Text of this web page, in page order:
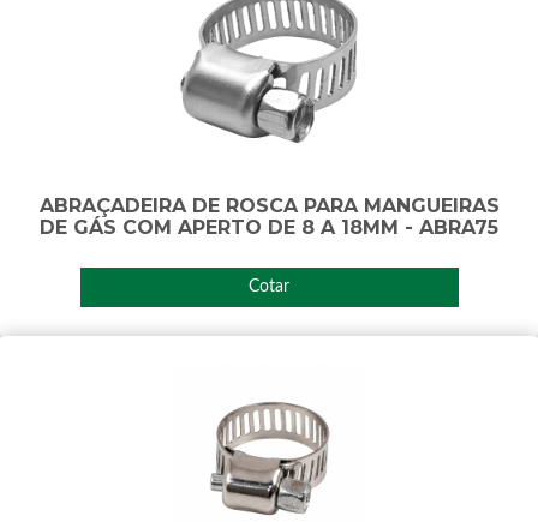
ABRAÇADEIRA DE ROSCA PARA MANGUEIRAS
DE GÁS COM APERTO DE 8 A 18MM - ABRA75
Cotar